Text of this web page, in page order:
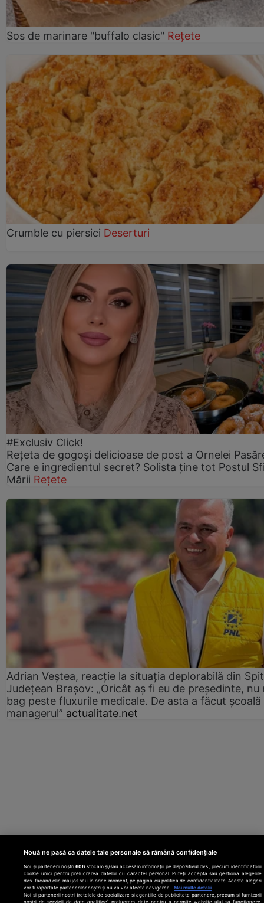
Sos de marinare "buffalo clasic" Rețete
Crumble cu piersici Deserturi
#Exclusiv Click!
Rețeta de gogoşi delicioase de post a Ornelei
Care e ingredientul secret? Solista ține tot Postul
Mării Rețete
Adrian Veștea, reacție la situația deplorabilă din
Județean Brașov: „Oricât aș fi eu de președinte, nu
bag peste fluxurile medicale. De asta a făcut școală
managerul” actualitate.net
Nouă ne pasă ca datele tale personale să rămână confidențiale
Noi și partenerii noștri606 stocăm și/sau accesăm informații pe dispozitivul dvs., precum identificatorii
cookie unici pentru prelucrarea datelor cu caracter personal. Puteți accepta sau gestiona alegerile
dvs. făcând clic mai jos sau în orice moment, pe pagina cu politica de confidențialitate. Aceste alegeri
vor fi raportate partenerilor noștri și nu vă vor afecta navigarea.
Mai multe detalii
Noi si partenerii nostri (retelele de socializare si agentiile de publicitate partenere, precum si furnizorii
nostri de servicii de date analitice) prelucram date pentru a permite website-ului sa functioneze,